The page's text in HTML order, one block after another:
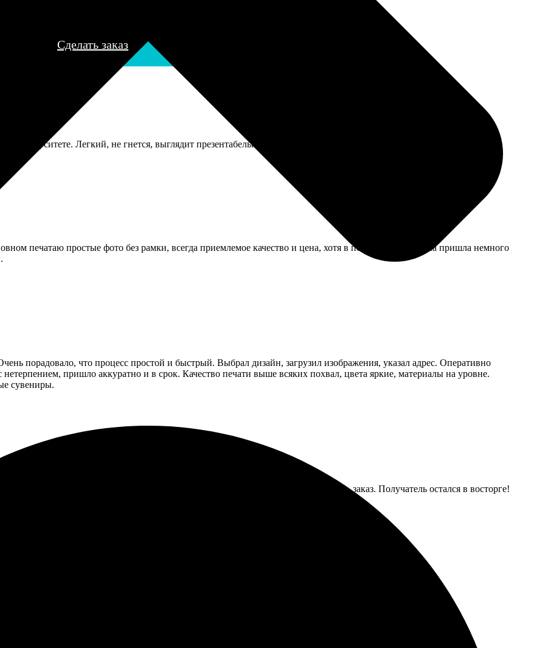
Сделать заказ
университете. Легкий, не гнется, выглядит презентабельно. Коллеги оценили.
печатаю простые фото без рамки, всегда приемлемое качество и цена, хотя в последний раз пачка пришла немного
порадовало, что процесс простой и быстрый. Выбрал дизайн, загрузил изображения, указал адрес. Оперативно
пришло аккуратно и в срок. Качество печати выше всяких похвал, цвета яркие, материалы на уровне.
сувениры.
все сделали быстро и качественно. Удобный интерфейс сайта, легко разместить заказ. Получатель остался в восторге!
заказа. Быстрая отправка в Махачкалу. Все сделали качественно!